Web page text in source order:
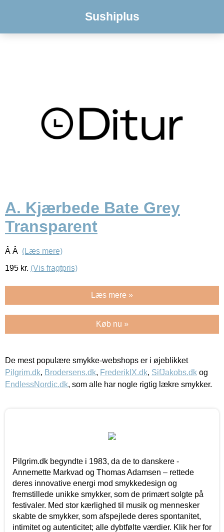
Sushiplus
A. Kjærbede Bate Grey
Transparent
Â Â (Læs mere)
195 kr. (Vis fragtpris)
Læs mere »
Køb nu »
De mest populære smykke-webshops er i øjeblikket
Pilgrim.dk, Brodersens.dk, FrederikIX.dk, SifJakobs.dk og
EndlessNordic.dk, som alle har nogle rigtig lækre smykker.
Pilgrim.dk begyndte i 1983, da de to danskere -
Annemette Markvad og Thomas Adamsen – rettede
deres innovative energi mod smykkedesign og
fremstillede unikke smykker, som de primært solgte på
festivaler. Med stor kærlighed til musik og mennesker
skabte de smykker, som afspejlede deres spontanitet,
intimitet og autenticitet; alle dybtfølte værdier. Klik her for